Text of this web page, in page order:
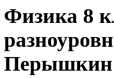
Физика 8
Перышкин